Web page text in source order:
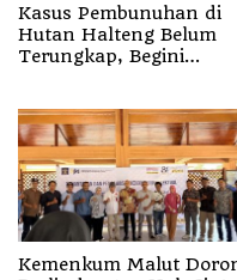
Kasus Pembunuhan di
Hutan Halteng Belum
Terungkap, Begini
Kemenkum Malut